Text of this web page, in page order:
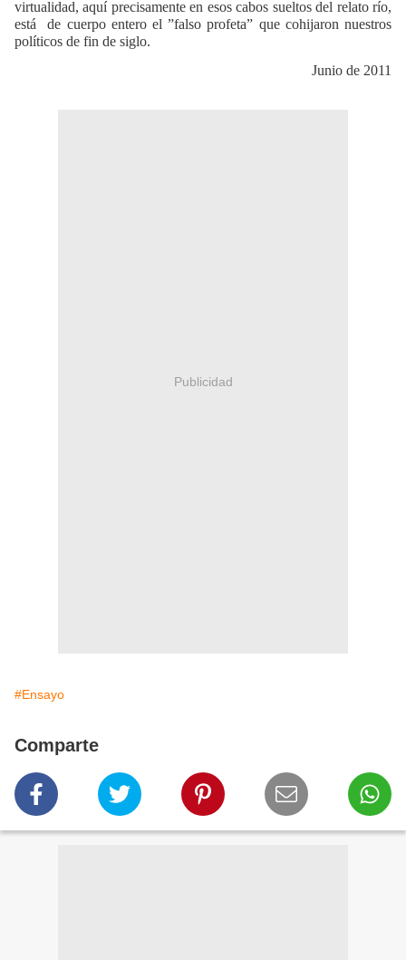
virtualidad, aquí precisamente en esos cabos sueltos del relato río,
está
de cuerpo entero el ”falso profeta” que cohijaron nuestros
políticos de fin de siglo.
Junio de 2011
Publicidad
#Ensayo
Comparte